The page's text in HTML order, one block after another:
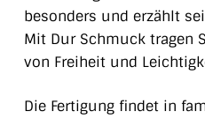
besonders und erzählt
Mit Dur Schmuck tragen
von Freiheit und
Die Fertigung findet in